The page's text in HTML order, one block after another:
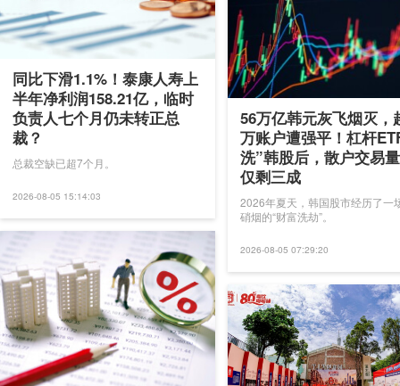
同比下滑1.1%！泰康人寿上
半年净利润158.21亿，临时
负责人七个月仍未转正总
裁？
总裁空缺已超7个月。
2026-08-05 15:14:03
56万亿韩元灰飞烟灭，
万账户遭强平！杠杆
洗”韩股后，散户交易
仅剩三成
2026年夏天，韩国股市经历了一
硝烟的“财富洗劫”。
2026-08-05 07:29:20